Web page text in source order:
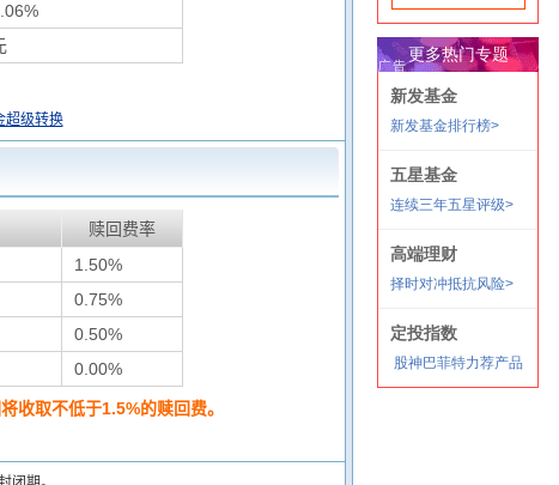
超级转换
赎回费率
1.50%
0.75%
0.50%
0.00%
收取不低于1.5%的赎回费。